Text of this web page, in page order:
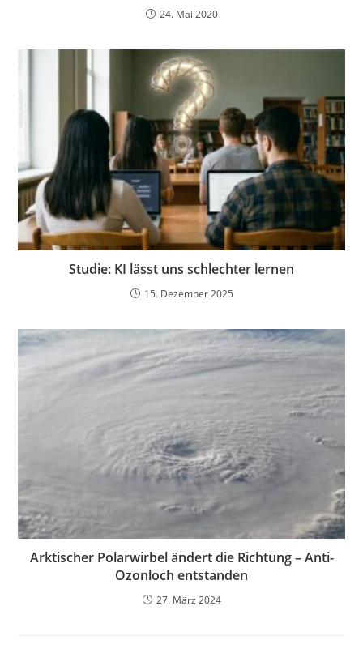
24. Mai 2020
Studie: KI lässt uns schlechter lernen
15. Dezember 2025
Arktischer Polarwirbel ändert die Richtung – Anti-
Ozonloch entstanden
27. März 2024